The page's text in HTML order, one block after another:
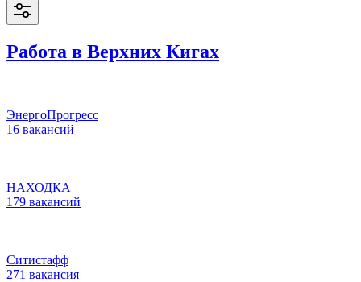
Работа в Верхних Кигах
ЭнергоПрогресс
16 вакансий
НАХОДКА
179 вакансий
Ситистафф
271 вакансия